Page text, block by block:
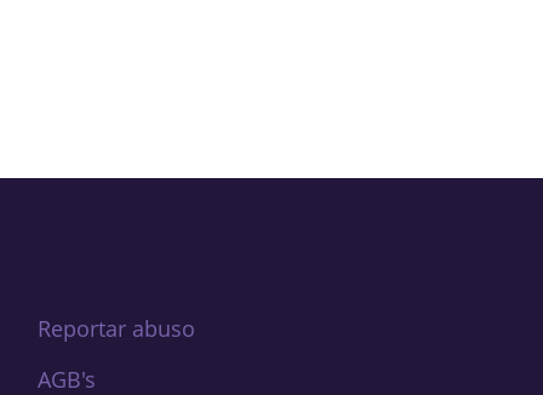
Reportar abuso
AGB's